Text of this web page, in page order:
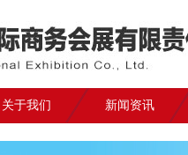
关于我们 新闻资讯